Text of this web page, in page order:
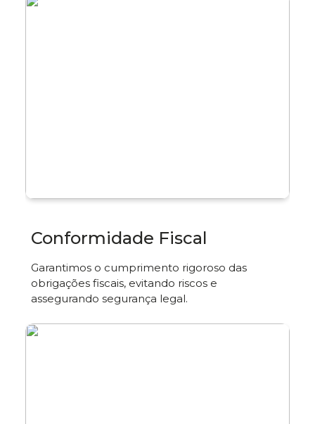
Conformidade Fiscal
Garantimos o cumprimento rigoroso das
obrigações fiscais, evitando riscos e
assegurando segurança legal.